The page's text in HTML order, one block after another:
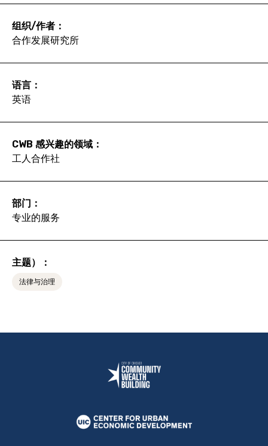
组织/作者：
合作发展研究所
语言：
英语
CWB 感兴趣的领域：
工人合作社
部门：
专业的服务
主题）：
法律与治理